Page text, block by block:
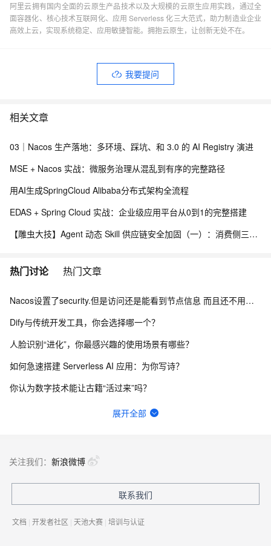
阿里云拥有国内全面的云原生产品技术以及大规模的云原生应用实践，通过全
面容器化、核心技术互联网化、应用 Serverless 化三大范式，助力制造业企业
高效上云，实现系统稳定、应用敏捷智能。拥抱云原生，让创新无处不在。
我要提问
相关文章
03｜Nacos 生产落地：多环境、踩坑、和 3.0 的 AI Registry 演进
MSE + Nacos 实战：微服务治理从混乱到有序的完整路径
用AI生成SpringCloud Alibaba分布式架构全流程
EDAS + Spring Cloud 实战：企业级应用平台从0到1的完整搭建
【雕虫大技】Agent 动态 Skill 供应链安全加固（一）：消费侧三层防线实战
热门讨论 热门文章
Nacos设置了security.但是访问还是能看到节点信息 而且还不用验证身份怎么办？
Dify与传统开发工具，你会选择哪一个？
人脸识别“进化”，你最感兴趣的使用场景有哪些？
如何急速搭建 Serverless AI 应用：为你写诗？
你认为数字技术能让古籍“活过来”吗？
一键生成讲解视频，AI的理解和生成能力到底有多强？
请问主域名备案了，子域名还要备案吗？
展开全部
关注我们： 新浪微博
联系我们
文档 | 开发者社区 | 天池大赛 | 培训与认证